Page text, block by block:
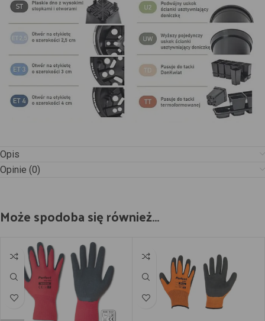
Opis
Opinie (0)
Może spodoba się również…